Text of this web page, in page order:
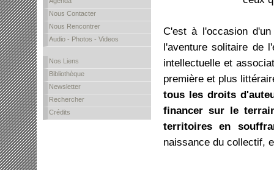
Nous Contacter
Nous Rencontrer
Audio - Photos - Videos
Nos Liens
Bibliothèque
Newsletter
Rechercher
Crédits
C'est à l'occasion
l'aventure solitaire de
intellectuelle et
première et plus
tous les droits
financer sur le
territoires en
naissance du collectif,